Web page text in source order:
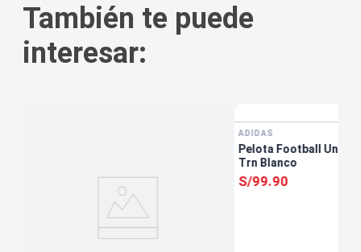
También te puede
interesar:
ADIDAS
Pelota Football
Trn Blanco
S/99.90